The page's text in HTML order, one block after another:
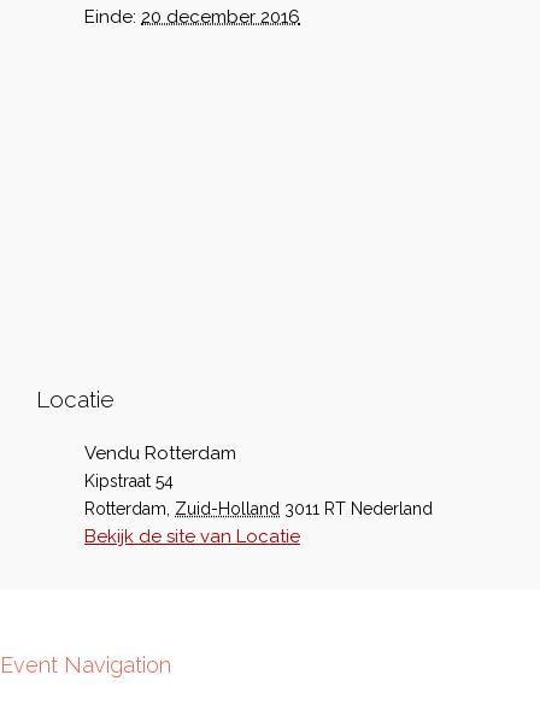
Einde: 20 december 2016
Locatie
Vendu Rotterdam
Kipstraat 54
Rotterdam Zuid-Holland 3011 RT Nederland
Bekijk de site van Locatie
Event Navigation